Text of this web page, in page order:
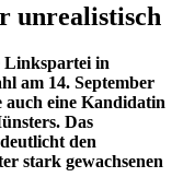
unrealistisch
Linkspartei in
am 14. September
auch eine Kandidatin
Das
den
stark gewachsenen